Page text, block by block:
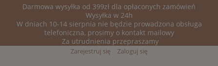
Darmowa wysyłka od 399zł dla opłaconych zamówień
Wysyłka w 24h
W dniach 10-14 sierpnia nie będzie prowadzona obsługa
telefoniczna, prosimy o kontakt mailowy
Za utrudnienia przepraszamy
Zarejestruj się Zaloguj się